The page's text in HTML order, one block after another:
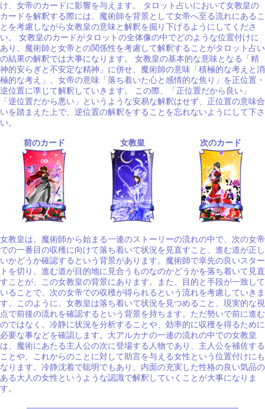
け、女帝のカードに影響を与えます。 タロット占いにおいて女教皇の
カードを解釈する際には、魔術師を背景として女帝へ至る流れにあるこ
とを考慮しながら女教皇の意味と解釈を掘り下げるようにしてくださ
い。 女教皇のカードがタロットの全体像の中でどのような位置付けに
あり、魔術師と女帝との関係性を考慮して解釈することがタロット占い
の結果の解釈では大事になります。 女教皇の基本的な意味となる「精
神的安らぎと不安定な精神」に併せ、魔術師の意味「積極的な考えと消
極的な考え」、女帝の意味「落ち着いた心と感情的な焦り」を正位置・
逆位置に準じて解釈していきます。 この際、「正位置だから良い」
「逆位置だから悪い」というような安易な解釈はせず、正位置の意味合
いを踏まえた上で、逆位置の解釈をすることを忘れないようにして下さ
い。
前のカード 女教皇 次のカード
女教皇は、魔術師から始まる一連のストーリーの流れの中で、次の女帝
での一番目の収穫に向けて落ち着いて状況を見直すこと、進む道が正し
いかどうか確認するという背景があります。魔術師で幸先の良いスター
トを切り、進む道が目的地に見合うものなのかどうかを落ち着いて見直
すことが、この女教皇の背景にあります。また、目的と手段が一致して
いることで、次の女帝での収穫が得られるという流れを考慮していきま
す。このように、女教皇は落ち着いて状況を見つめること、現実的な視
点で前後の流れを確認するという背景を持ちます。ただ勢いで前に進む
のではなく、冷静に状況を分析することや、効率的に収穫を得るために
必要な事などを確認します。大アルカナの一連の流れの中での女教皇
は、魔術にあたる主人公の次に登場する人物であり、主人公を補佐する
ことや、これからのことに対して助言を与える女性という位置付けにも
なります。冷静沈着で聡明でもあり、内面の充実した性格の良い気品の
ある大人の女性というような認識で解釈していくことが大事になりま
す。